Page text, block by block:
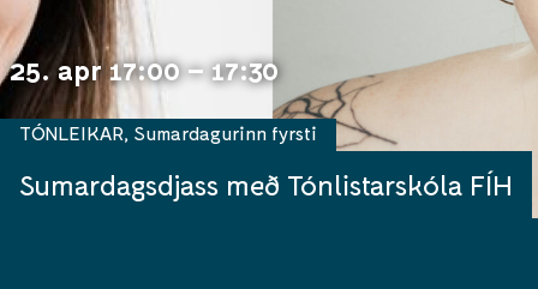
25. apr 17:00 – 17:30
Sumardagsdjass með Tónlistarskóla FÍH
TÓNLEIKAR Sumardagurinn fyrsti